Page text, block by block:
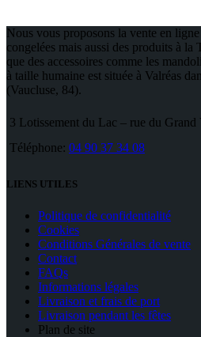
Nous vous proposons la vente en
congelées mais aussi des produits à
que des accessoires comme les
à taille humaine est située à Valréas
(Vaucluse, 84).
3 Lotissement du Lac – rue du
Téléphone: 04 90 37 34 08
LIENS UTILES
Politique de confidentialité
Cookies
Conditions Générales de vente
Contact
FAQs
Informations légales
Livraison et frais de port
Livraison pendant les fêtes
Plan de site